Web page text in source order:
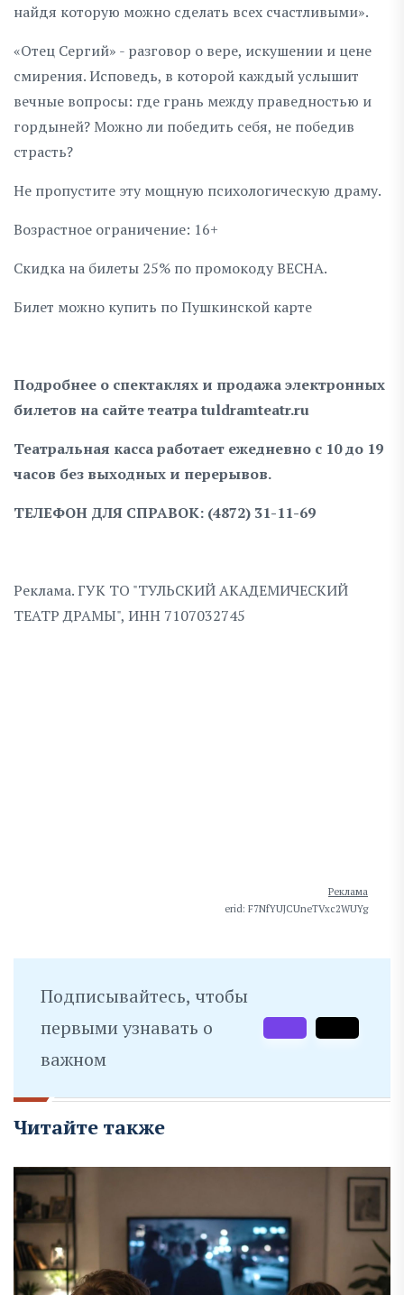
найдя которую можно сделать всех счастливыми».
«Отец Сергий» - разговор о вере, искушении и цене
смирения. Исповедь, в которой каждый услышит
вечные вопросы: где грань между праведностью и
гордыней? Можно ли победить себя, не победив
страсть?
Не пропустите эту мощную психологическую драму.
Возрастное ограничение: 16+
Скидка на билеты 25% по промокоду ВЕСНА.
Билет можно купить по Пушкинской карте
Подробнее о спектаклях и продажа электронных
билетов на сайте театра tuldramteatr.ru
Театральная касса работает ежедневно с 10 до 19
часов без выходных и перерывов.
ТЕЛЕФОН ДЛЯ СПРАВОК: (4872) 31-11-69
Реклама. ГУК ТО "ТУЛЬСКИЙ АКАДЕМИЧЕСКИЙ
ТЕАТР ДРАМЫ", ИНН 7107032745
Реклама
erid: F7NfYUJCUneTVxc2WUYg
Подписывайтесь, чтобы
первыми узнавать о
важном
Читайте также